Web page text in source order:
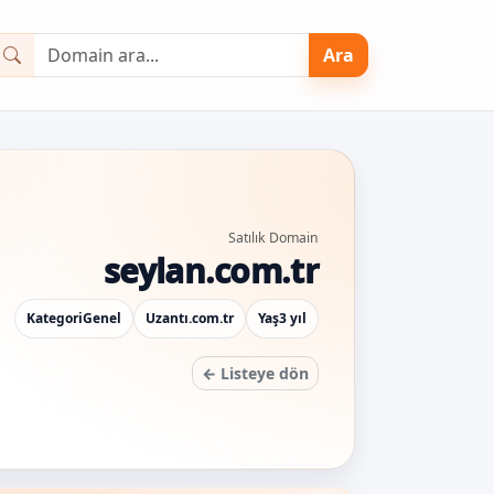
Ara
Satılık Domain
seylan.com.tr
KategoriGenel Uzantı.com.tr Yaş3 yıl
← Listeye dön